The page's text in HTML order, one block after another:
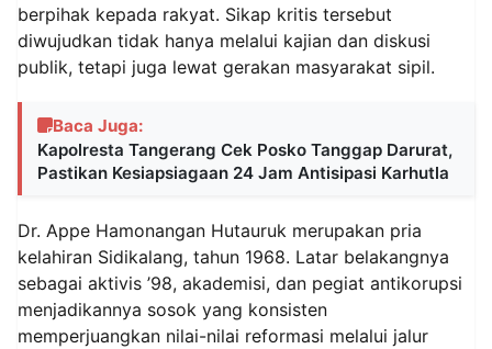
berpihak kepada rakyat. Sikap kritis tersebut
diwujudkan tidak hanya melalui kajian dan diskusi
publik, tetapi juga lewat gerakan masyarakat sipil.
Baca Juga:
Kapolresta Tangerang Cek Posko Tanggap Darurat,
Pastikan Kesiapsiagaan 24 Jam Antisipasi Karhutla
Dr. Appe Hamonangan Hutauruk merupakan pria
kelahiran Sidikalang, tahun 1968. Latar belakangnya
sebagai aktivis ’98, akademisi, dan pegiat antikorupsi
menjadikannya sosok yang konsisten
memperjuangkan nilai-nilai reformasi melalui jalur